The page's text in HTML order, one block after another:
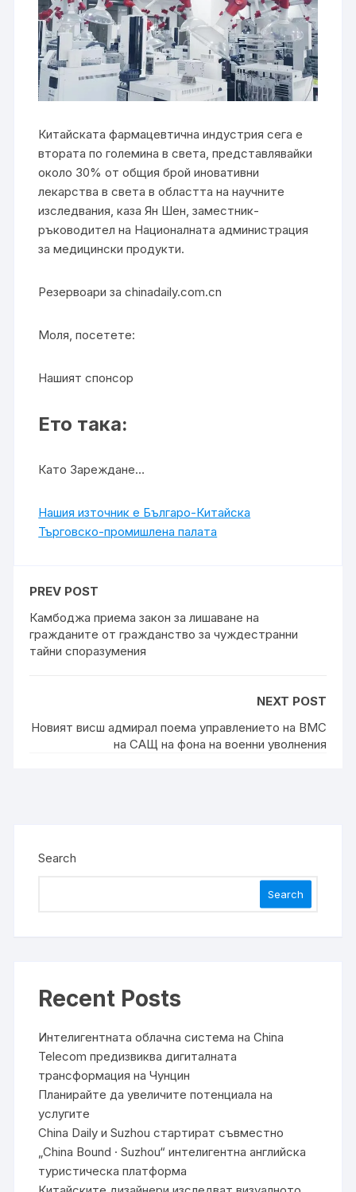
Китайската фармацевтична индустрия сега е
втората по големина в света, представлявайки
около 30% от общия брой иновативни
лекарства в света в областта на научните
изследвания, каза Ян Шен, заместник-
ръководител на Националната администрация
за медицински продукти.
Резервоари за chinadaily.com.cn
Моля, посетете:
Нашият спонсор
Ето така:
Като Зареждане…
Нашия източник е Българо-Китайска
Търговско-промишлена палaта
PREV POST
Камбоджа приема закон за лишаване на
гражданите от гражданство за чуждестранни
тайни споразумения
NEXT POST
Новият висш адмирал поема управлението на ВМС
на САЩ на фона на военни уволнения
Search
Search
Recent Posts
Интелигентната облачна система на China
Telecom предизвиква дигиталната
трансформация на Чунцин
Планирайте да увеличите потенциала на
услугите
China Daily и Suzhou стартират съвместно
„China Bound · Suzhou“ интелигентна английска
туристическа платформа